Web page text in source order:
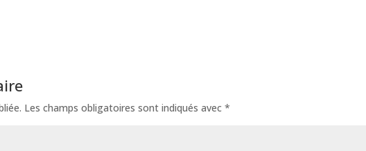
Les champs obligatoires sont indiqués avec*